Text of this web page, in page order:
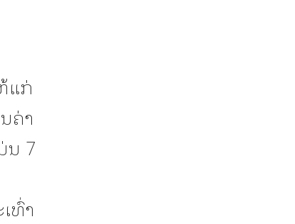
ແກ່
ຄ່າ
ນ 7
ທົ່າ